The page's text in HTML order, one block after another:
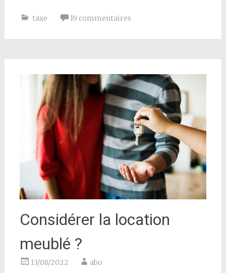
taxe 19 commentaires
Considérer la location
meublé ?
13/08/2022 abo